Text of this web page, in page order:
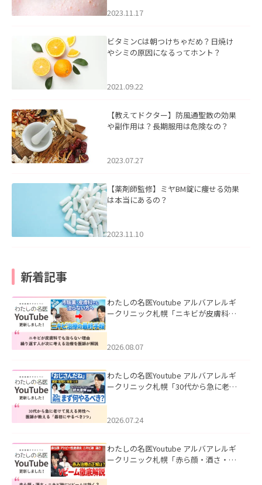
2023.11.17
ビタミンCは朝つけちゃだめ？日焼け
やシミの原因になるってホント？
2021.09.22
【教えてドクター】防風通聖散の効果
や副作用は？長期服用は危険なの？
2023.07.27
【薬剤師監修】ミヤBM錠に痩せる効果
は本当にあるの？
2023.11.10
新着記事
わたしの名医Youtube アルバアレルギ
ークリニック札幌「ニキビが皮膚科で
ました。
2026.08.07
わたしの名医Youtube アルバアレルギ
ークリニック札幌「30代から急に老け
た。
2026.07.24
わたしの名医Youtube アルバアレルギ
ークリニック札幌「赤ら顔・酒さ・ニ